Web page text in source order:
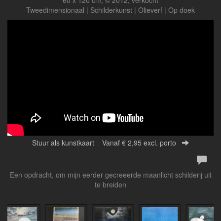
Tweedimensionaal | Schilderkunst | Olieverf | Op doek
Stuur als kunstkaart Vanaf € 2,95 excl. porto
Een opdracht, om mijn eerder gecreeerde maanlicht schilderij uit
te breiden